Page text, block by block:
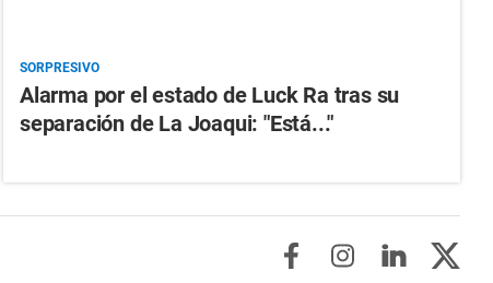
SORPRESIVO
Alarma por el estado de Luck Ra tras su
separación de La Joaqui: "Está..."